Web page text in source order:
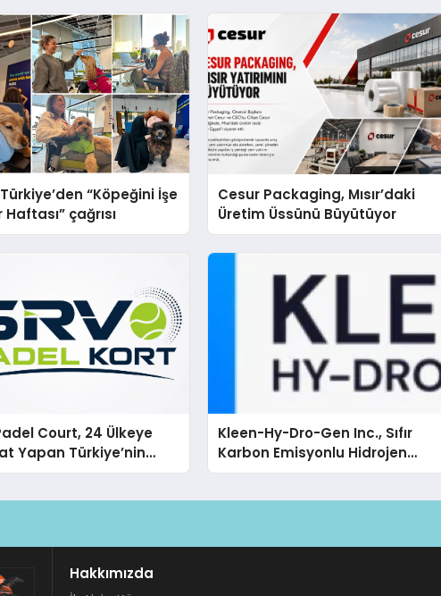
“Köpeğini İşe
çağrısı
Cesur Packaging, Mısır’daki
Üretim Üssünü Büyütüyor
Court, 24 Ülkeye
Yapan Türkiye’nin
Kortu Üretim Gücü
Kleen-Hy-Dro-Gen Inc., Sıfır
Karbon Emisyonlu Hidrojen
Isıtma Teknolojisinde ISO ve
Hakkımızda